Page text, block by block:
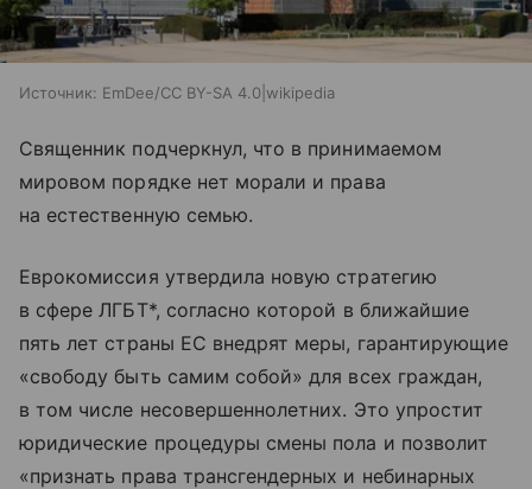
Источник: EmDee/CC BY-SA 4.0|wikipedia
Священник подчеркнул, что в принимаемом
мировом порядке нет морали и права
на естественную семью.
Еврокомиссия утвердила новую стратегию
в сфере ЛГБТ*, согласно которой в ближайшие
пять лет страны ЕС внедрят меры, гарантирующие
«свободу быть самим собой» для всех граждан,
в том числе несовершеннолетних. Это упростит
юридические процедуры смены пола и позволит
«признать права трансгендерных и небинарных